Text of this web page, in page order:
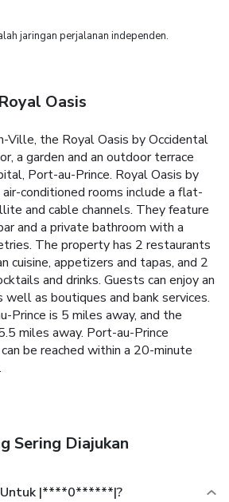
jaringan perjalanan independen.
Oasis
Ville, the Royal Oasis by Occidental
a garden and an outdoor terrace
Port-au-Prince. Royal Oasis by
air-conditioned rooms include a flat-
and cable channels. They feature
and a private bathroom with a
The property has 2 restaurants
cuisine, appetizers and tapas, and 2
and drinks. Guests can enjoy an
as boutiques and bank services.
Prince is 5 miles away, and the
miles away. Port-au-Prince
be reached within a 20-minute
Sering Diajukan
|****0******|?